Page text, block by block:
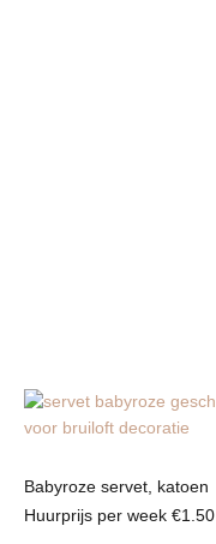
Babyroze servet, katoen
Huurprijs per week €1.50